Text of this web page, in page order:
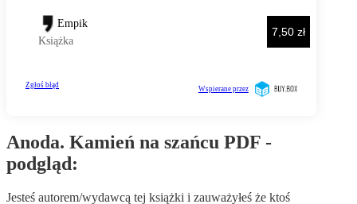
Anoda. Kamień na szańcu PDF -
podgląd:
Jesteś autorem/wydawcą tej książki i zauważyłeś że ktoś